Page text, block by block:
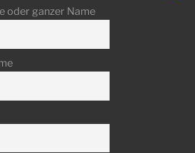
oder ganzer Name